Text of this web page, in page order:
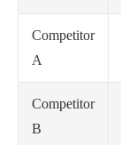
Competitor
A
Competitor
B